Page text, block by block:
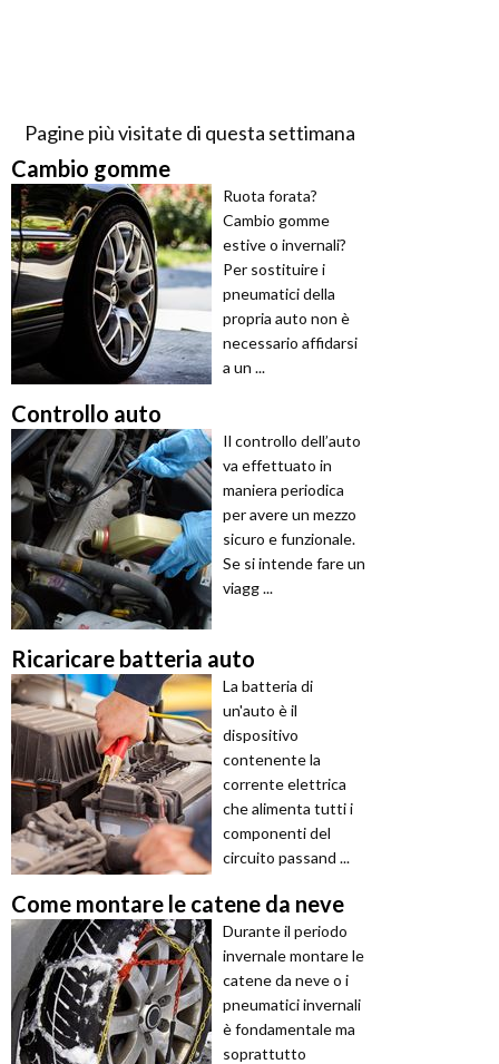
Pagine più visitate di questa settimana
Cambio gomme
Ruota forata?
Cambio gomme
estive o invernali?
Per sostituire i
pneumatici della
propria auto non è
necessario affidarsi
a un ...
Controllo auto
Il controllo dell’auto
va effettuato in
maniera periodica
per avere un mezzo
sicuro e funzionale.
Se si intende fare un
viagg ...
Ricaricare batteria auto
La batteria di
un'auto è il
dispositivo
contenente la
corrente elettrica
che alimenta tutti i
componenti del
circuito passand ...
Come montare le catene da neve
Durante il periodo
invernale montare le
catene da neve o i
pneumatici invernali
è fondamentale ma
soprattutto